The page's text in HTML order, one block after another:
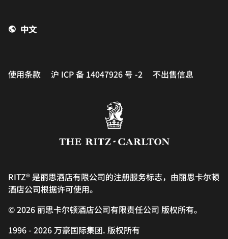
中文
RITZ® 是丽思酒店有限公司的注册服务标志，由丽思卡尔顿
酒店公司根据许可使用。
© 2026 丽思卡尔顿酒店公司有限责任公司 版权所有。
1996 - 2026 万豪国际集团. 版权所有
使用条款 沪 ICP 备 14047926 号 -2 不出售信息